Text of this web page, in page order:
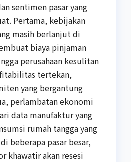
sentimen pasar yang
Pertama, kebijakan
masih berlanjut di
biaya pinjaman
perusahaan kesulitan
tertekan,
yang bergantung
perlambatan ekonomi
data manufaktur yang
rumah tangga yang
beberapa pasar besar,
khawatir akan resesi